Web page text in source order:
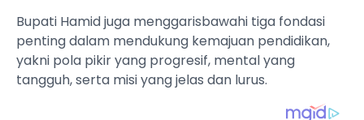
Bupati Hamid juga menggarisbawahi tiga fondasi
penting dalam mendukung kemajuan pendidikan,
yakni pola pikir yang progresif, mental yang
tangguh, serta misi yang jelas dan lurus.